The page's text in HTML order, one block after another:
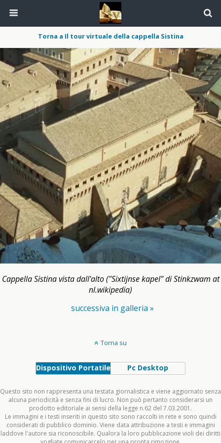
Torna a Il tour virtuale della cappella Sistina
Cappella Sistina vista dall'alto ("Sixtijnse kapel" di Stinkzwam at
nl.wikipedia)
successiva in galleria »
Torna su
Dispositivo Portatile Pc Desktop
Questo sito non rappresenta una testata giornalistica e viene aggiornato senza
alcuna periodicità e senza fini di lucro. Non può pertanto considerarsi un
prodotto editoriale ai sensi della legge n.62 del 7.03.2001.
Le immagini e i testi inseriti in questo sito sono raccolti in rete e sono quindi
considerati di pubblico dominio. Viene data attribuzione a testi e immagini
laddove l'autore sia riconoscibile. Qualora la loro pubblicazione violi dei diritti